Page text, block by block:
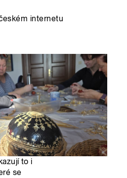
internetu
to i
se